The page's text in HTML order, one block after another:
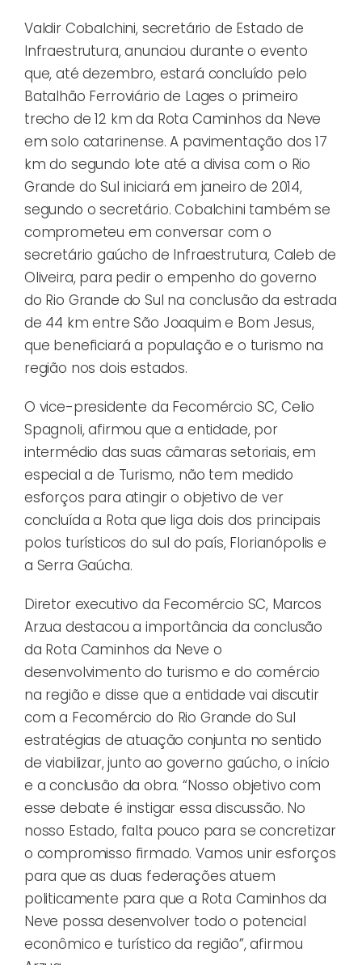
Valdir Cobalchini, secretário de Estado de
Infraestrutura, anunciou durante o evento
que, até dezembro, estará concluído pelo
Batalhão Ferroviário de Lages o primeiro
trecho de 12 km da Rota Caminhos da Neve
em solo catarinense. A pavimentação dos 17
km do segundo lote até a divisa com o Rio
Grande do Sul iniciará em janeiro de 2014,
segundo o secretário. Cobalchini também se
comprometeu em conversar com o
secretário gaúcho de Infraestrutura, Caleb de
Oliveira, para pedir o empenho do governo
do Rio Grande do Sul na conclusão da estrada
de 44 km entre São Joaquim e Bom Jesus,
que beneficiará a população e o turismo na
região nos dois estados.
O vice-presidente da Fecomércio SC, Celio
Spagnoli, afirmou que a entidade, por
intermédio das suas câmaras setoriais, em
especial a de Turismo, não tem medido
esforços para atingir o objetivo de ver
concluída a Rota que liga dois dos principais
polos turísticos do sul do país, Florianópolis e
a Serra Gaúcha.
Diretor executivo da Fecomércio SC, Marcos
Arzua destacou a importância da conclusão
da Rota Caminhos da Neve o
desenvolvimento do turismo e do comércio
na região e disse que a entidade vai discutir
com a Fecomércio do Rio Grande do Sul
estratégias de atuação conjunta no sentido
de viabilizar, junto ao governo gaúcho, o início
e a conclusão da obra. “Nosso objetivo com
esse debate é instigar essa discussão. No
nosso Estado, falta pouco para se concretizar
o compromisso firmado. Vamos unir esforços
para que as duas federações atuem
politicamente para que a Rota Caminhos da
Neve possa desenvolver todo o potencial
econômico e turístico da região”, afirmou